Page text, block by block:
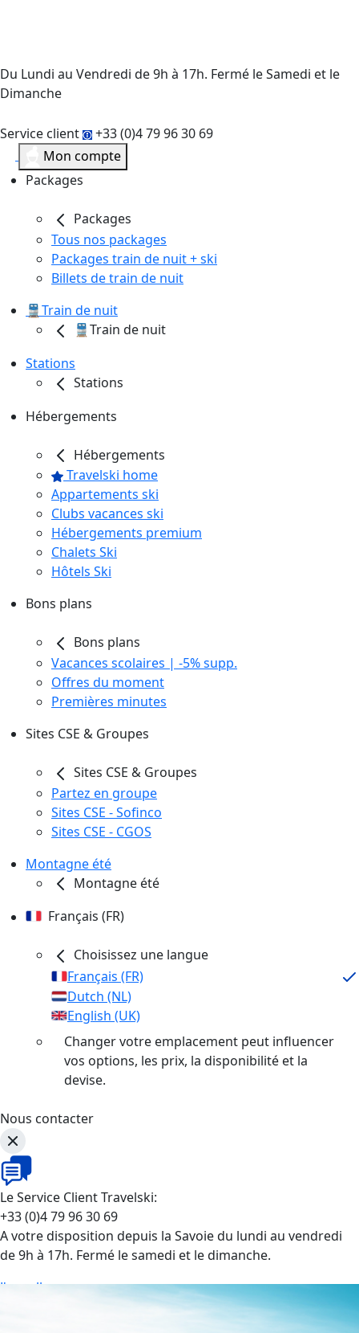
Du Lundi au Vendredi de 9h à 17h. Fermé le Samedi et le
Dimanche
Service client
+33 (0)4 79 96 30 69
Mon compte
Packages
Packages
Tous nos packages
Packages train de nuit + ski
Billets de train de nuit
🚆Train de nuit
🚆Train de nuit
Stations
Stations
Hébergements
Hébergements
Travelski home
Appartements ski
Clubs vacances ski
Hébergements premium
Chalets Ski
Hôtels Ski
Bons plans
Bons plans
Vacances scolaires | -5% supp.
Offres du moment
Premières minutes
Sites CSE & Groupes
Sites CSE & Groupes
Partez en groupe
Sites CSE - Sofinco
Sites CSE - CGOS
Montagne été
Montagne été
Français (FR)
Choisissez une langue
Français (FR)
Dutch (NL)
English (UK)
Changer votre emplacement peut influencer
vos options, les prix, la disponibilité et la
devise.
Nous contacter
Le Service Client Travelski:
+33 (0)4 79 96 30 69
A votre disposition depuis la Savoie du lundi au vendredi
de 9h à 17h. Fermé le samedi et le dimanche.
J'appelle